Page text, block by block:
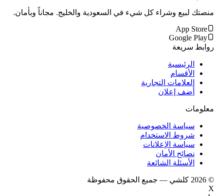
منصتك لبيع وشراء كل شيء في السعودية والخليج. مجاناً وبأمان.
App Store
Google Play
روابط سريعة
الرئيسية
الأقسام
العلامات التجارية
أضف إعلان
معلومات
سياسة الخصوصية
شروط الاستخدام
سياسة الإعلانات
نصائح الأمان
الأسئلة الشائعة
©
2026 كلشي — جميع الحقوق محفوظة
X